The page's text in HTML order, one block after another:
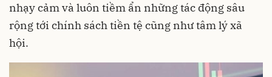
nhạy cảm và luôn tiềm ẩn những tác động sâu
rộng tới chính sách tiền tệ cũng như tâm lý xã
hội.